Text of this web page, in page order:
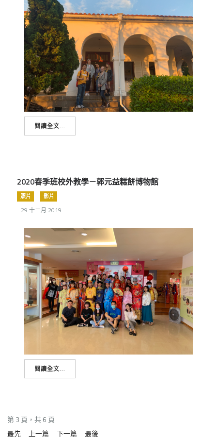
閱讀全文...
2020春季班校外教學－郭元益糕餅博物館
照片 影片
29 十二月 2019
閱讀全文...
第 3 頁，共 6 頁
最先
上一篇 下一篇 最後